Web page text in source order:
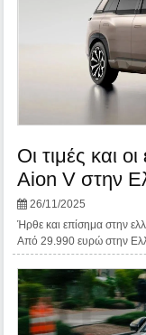
Οι τιμές και
Aion V στην
26/11/2025
Ήρθε και επίσημα στην
Από 29.990 ευρώ στην